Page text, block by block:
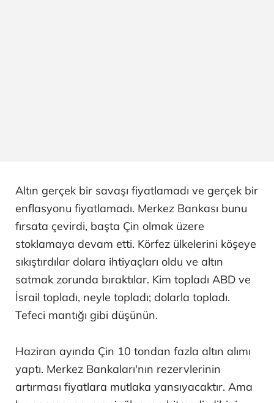
Altın gerçek bir savaşı fiyatlamadı ve gerçek bir
enflasyonu fiyatlamadı. Merkez Bankası bunu
fırsata çevirdi, başta Çin olmak üzere
stoklamaya devam etti. Körfez ülkelerini köşeye
sıkıştırdılar dolara ihtiyaçları oldu ve altın
satmak zorunda bıraktılar. Kim topladı ABD ve
İsrail topladı, neyle topladı; dolarla topladı.
Tefeci mantığı gibi düşünün.
Haziran ayında Çin 10 tondan fazla altın alımı
yaptı. Merkez Bankaları'nın rezervlerinin
artırması fiyatlara mutlaka yansıyacaktır. Ama